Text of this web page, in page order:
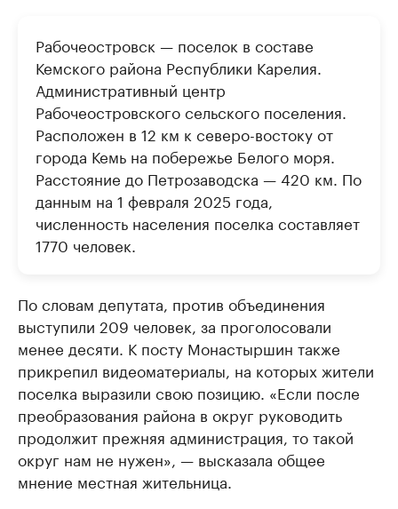
Рабочеостровск — поселок в составе
Кемского района Республики Карелия.
Административный центр
Рабочеостровского сельского поселения.
Расположен в 12 км к северо-востоку от
города Кемь на побережье Белого моря.
Расстояние до Петрозаводска — 420 км. По
данным на 1 февраля 2025 года,
численность населения поселка составляет
1770 человек.
По словам депутата, против объединения
выступили 209 человек, за проголосовали
менее десяти. К посту Монастыршин также
прикрепил видеоматериалы, на которых жители
поселка выразили свою позицию. «Если после
преобразования района в округ руководить
продолжит прежняя администрация, то такой
округ нам не нужен», — высказала общее
мнение местная жительница.